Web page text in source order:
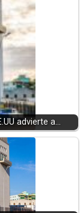
advierte a…